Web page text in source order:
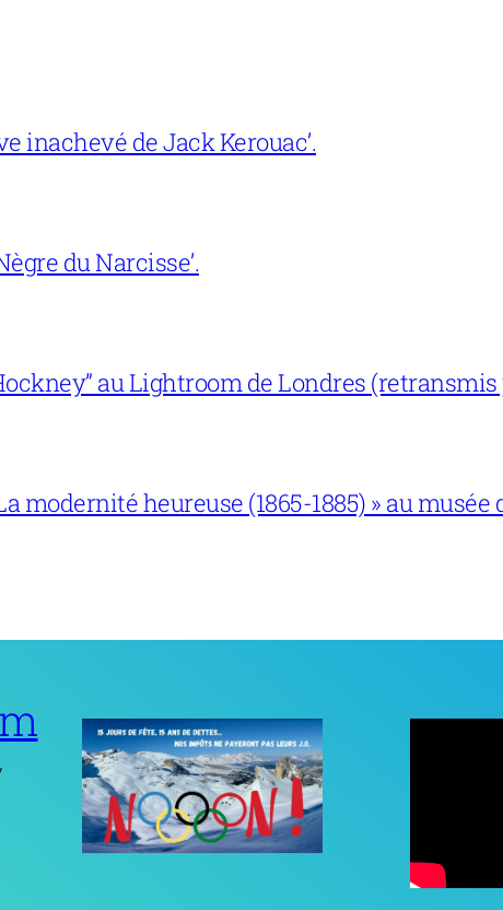
inachevé de Jack Kerouac’.
du Narcisse’.
au Lightroom de Londres
modernité heureuse (1865-1885) » au musée